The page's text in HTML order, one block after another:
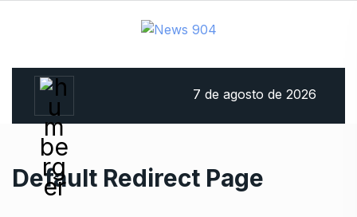
7 de agosto de 2026
Default Redirect Page